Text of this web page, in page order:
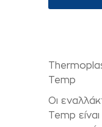
Temp
Οι
Temp